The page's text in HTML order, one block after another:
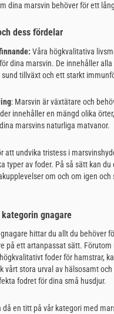
dina marsvin behöver för ett
dess fördelar
Våra högkvalitativa
dina marsvin. De innehåller
tillväxt och ett starkt
: Marsvin är växtätare och
innehåller en mängd olika
marsvins naturliga matvanor.
att undvika tristess i
typer av foder. På så sätt kan
om och om igen
gnagare
hittar du allt du behöver
på ett artanpassat sätt. Förutom
foder för hamstrar,
vårt stora urval av hälsosamt
fodret för dina små husdjur.
då en titt på vår kategori med